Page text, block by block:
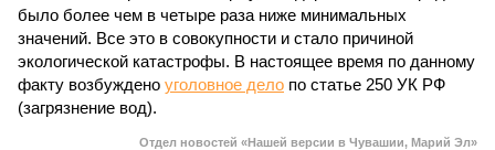
было более чем в четыре раза ниже минимальных
значений. Все это в совокупности и стало причиной
экологической катастрофы. В настоящее время по данному
факту возбуждено уголовное дело по статье 250 УК РФ
(загрязнение вод).
Отдел новостей «Нашей версии в Чувашии, Марий Эл»